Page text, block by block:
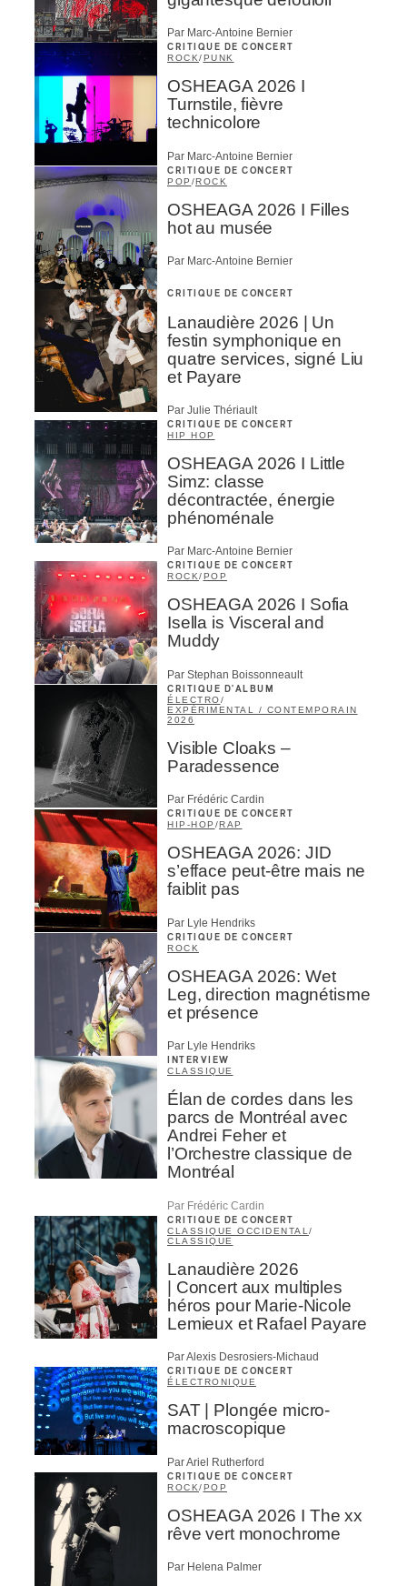
Par Marc-Antoine Bernier
CRITIQUE DE CONCERT
ROCK/PUNK
OSHEAGA 2026 I
Turnstile, fièvre
technicolore
Par Marc-Antoine Bernier
CRITIQUE DE CONCERT
POP /ROCK
OSHEAGA 2026 I Filles
hot au musée
Par Marc-Antoine Bernier
CRITIQUE DE CONCERT
Lanaudière 2026 | Un
festin symphonique en
quatre services, signé Liu
et Payare
Par Julie Thériault
CRITIQUE DE CONCERT
HIP HOP
OSHEAGA 2026 I Little
Simz: classe
décontractée, énergie
phénoménale
Par Marc-Antoine Bernier
CRITIQUE DE CONCERT
ROCK/ POP
OSHEAGA 2026 I Sofia
Isella is Visceral and
Muddy
Par Stephan Boissonneault
CRITIQUE D'ALBUM
ÉLECTRO/
EXPÉRIMENTAL / CONTEMPORAIN
2026
Visible Cloaks –
Paradessence
Par Frédéric Cardin
CRITIQUE DE CONCERT
HIP-HOP /RAP
OSHEAGA 2026: JID
s’efface peut-être mais ne
faiblit pas
Par Lyle Hendriks
CRITIQUE DE CONCERT
ROCK
OSHEAGA 2026: Wet
Leg, direction magnétisme
et présence
Par Lyle Hendriks
INTERVIEW
CLASSIQUE
Élan de cordes dans les
parcs de Montréal avec
Andrei Feher et
l’Orchestre classique de
Montréal
Par Frédéric Cardin
CRITIQUE DE CONCERT
CLASSIQUE OCCIDENTAL /
CLASSIQUE
Lanaudière 2026
| Concert aux multiples
héros pour Marie-Nicole
Lemieux et Rafael Payare
Par Alexis Desrosiers-Michaud
CRITIQUE DE CONCERT
ÉLECTRONIQUE
SAT | Plongée micro-
macroscopique
Par Ariel Rutherford
CRITIQUE DE CONCERT
ROCK/POP
OSHEAGA 2026 I The xx
rêve vert monochrome
Par Helena Palmer